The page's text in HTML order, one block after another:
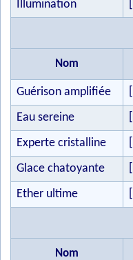
Illumination
Nom
Guérison amplifiée
Eau sereine
Experte cristalline
Glace chatoyante
Ether ultime
Nom